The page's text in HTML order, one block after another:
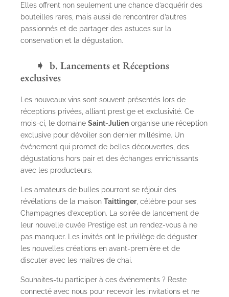
Elles offrent non seulement une chance d’acquérir des
bouteilles rares, mais aussi de rencontrer d’autres
passionnés et de partager des astuces sur la
conservation et la dégustation.
b. Lancements et Réceptions
exclusives
Les nouveaux vins sont souvent présentés lors de
réceptions privées, alliant prestige et exclusivité. Ce
mois-ci, le domaine Saint-Julien organise une réception
exclusive pour dévoiler son dernier millésime. Un
événement qui promet de belles découvertes, des
dégustations hors pair et des échanges enrichissants
avec les producteurs.
Les amateurs de bulles pourront se réjouir des
révélations de la maison Taittinger, célèbre pour ses
Champagnes d’exception. La soirée de lancement de
leur nouvelle cuvée Prestige est un rendez-vous à ne
pas manquer. Les invités ont le privilège de déguster
les nouvelles créations en avant-première et de
discuter avec les maîtres de chai.
Souhaites-tu participer à ces événements ? Reste
connecté avec nous pour recevoir les invitations et ne